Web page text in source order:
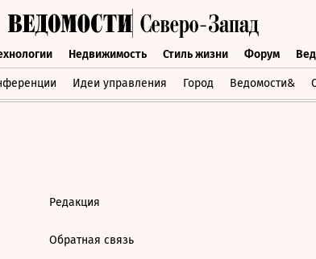
Недвижимость Стиль жизни Форум
Идеи управления Город Ведомости&
Технологии Недвижимость Стиль жизни Форум
Редакция
Обратная связь